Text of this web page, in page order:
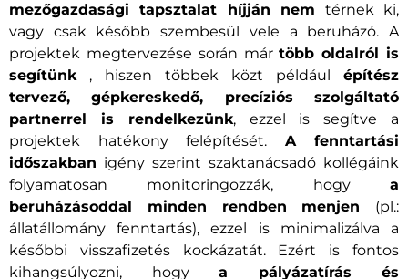
mezőgazdasági tapsztalat híjján nem térnek ki,
vagy csak később szembesül vele a beruházó. A
projektek megtervezése során mártöbb oldalról is
segítünk, hiszen többek közt például építész
tervező, gépkereskedő, precíziós szolgáltató
partnerrel is rendelkezünk, ezzel is segítve a
projektek hatékony felépítését. A fenntartási
időszakban igény szerint szaktanácsadó kollégáink
folyamatosan monitoringozzák, hogy a
beruházásoddal minden rendben menjen (pl.:
állatállomány fenntartás), ezzel is minimalizálva a
későbbi visszafizetés kockázatát. Ezért is fontos
kihangsúlyozni, hogy a pályázatírás és